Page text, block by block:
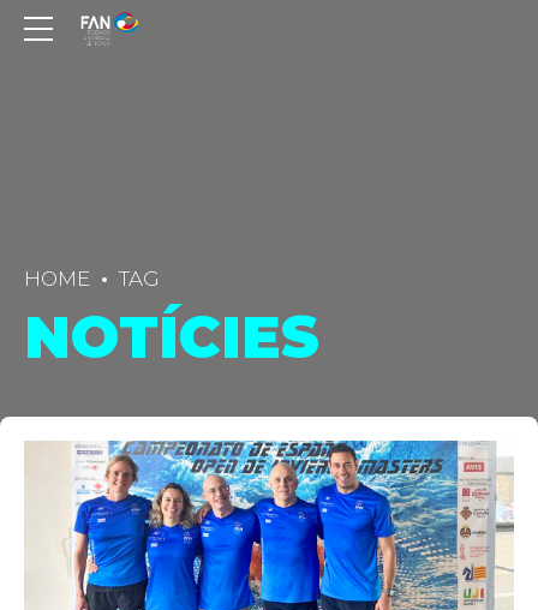
HOME TAG
NOTÍCIES